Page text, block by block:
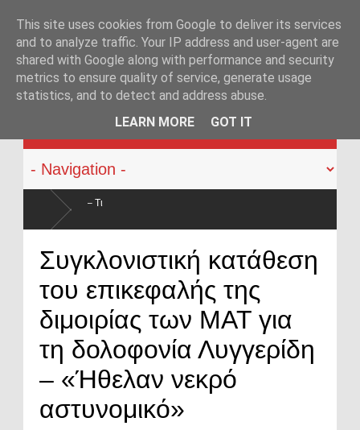
KATEHACKER
ο νόμος
Συγκλονιστική κατάθεση
του επικεφαλής της
διμοιρίας των ΜΑΤ για
τη δολοφονία Λυγγερίδη
– «Ήθελαν νεκρό
αστυνομικό»
This site uses cookies from Google to deliver its services
and to analyze traffic. Your IP address and user-agent are
shared with Google along with performance and security
metrics to ensure quality of service, generate usage
statistics, and to detect and address abuse.
LEARN MORE
GOT IT